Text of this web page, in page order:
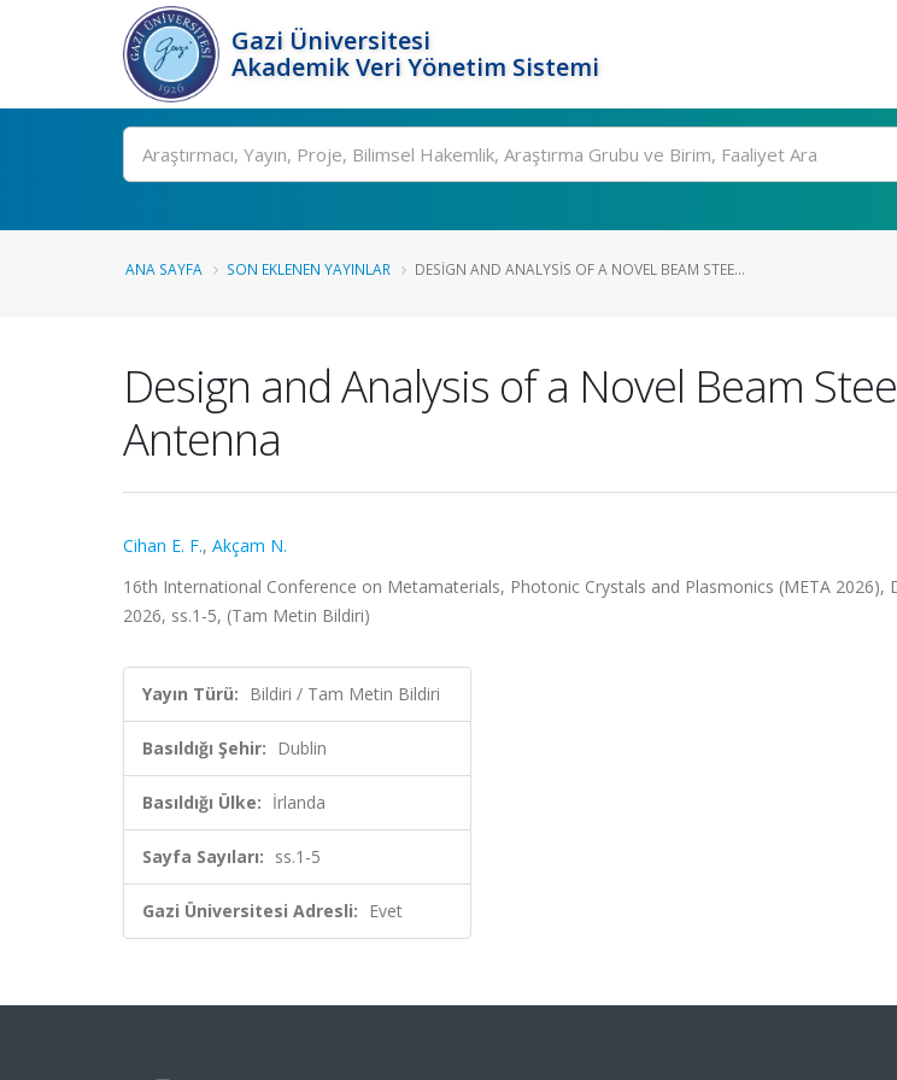
Gazi Üniversitesi
Akademik Veri Yönetim Sistemi
Ara
ANA SAYFA SON EKLENEN YAYINLAR DESIGN AND ANALYSIS OF A NOVEL BEAM STEE...
Design and Analysis of a Novel Beam
Antenna
Cihan E. F., Akçam N.
16th International Conference on Metamaterials, Photonic Crystals and Plasmonics (META 2026),
2026, ss.1-5, (Tam Metin Bildiri)
Yayın Türü: Bildiri / Tam Metin Bildiri
Basıldığı Şehir: Dublin
Basıldığı Ülke: İrlanda
Sayfa Sayıları: ss.1-5
Gazi Üniversitesi Adresli: Evet